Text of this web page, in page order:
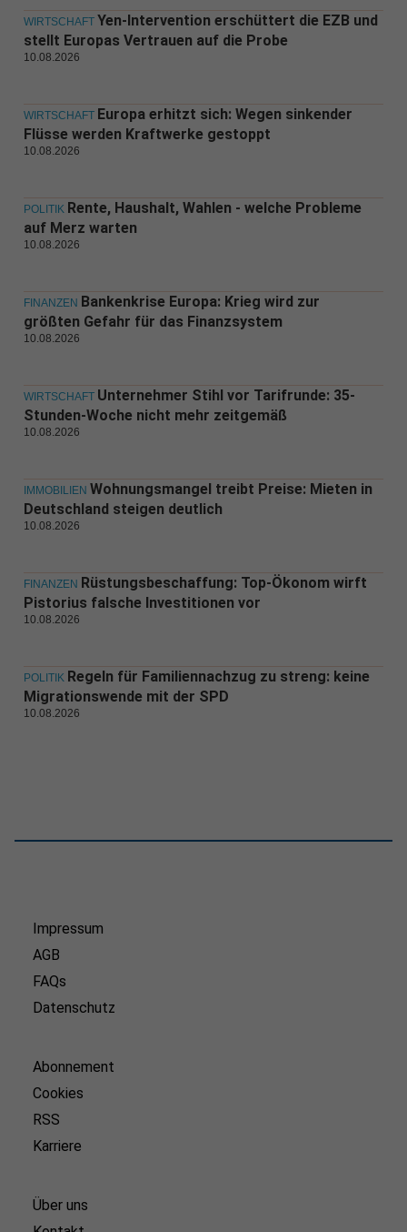
WIRTSCHAFT Yen-Intervention erschüttert die EZB und
stellt Europas Vertrauen auf die Probe
10.08.2026
WIRTSCHAFT Europa erhitzt sich: Wegen sinkender
Flüsse werden Kraftwerke gestoppt
10.08.2026
POLITIK Rente, Haushalt, Wahlen - welche Probleme
auf Merz warten
10.08.2026
FINANZEN Bankenkrise Europa: Krieg wird zur
größten Gefahr für das Finanzsystem
10.08.2026
WIRTSCHAFT Unternehmer Stihl vor Tarifrunde: 35-
Stunden-Woche nicht mehr zeitgemäß
10.08.2026
IMMOBILIEN Wohnungsmangel treibt Preise: Mieten in
Deutschland steigen deutlich
10.08.2026
FINANZEN Rüstungsbeschaffung: Top-Ökonom wirft
Pistorius falsche Investitionen vor
10.08.2026
POLITIK Regeln für Familiennachzug zu streng: keine
Migrationswende mit der SPD
10.08.2026
Impressum
AGB
FAQs
Datenschutz
Abonnement
Cookies
RSS
Karriere
Über uns